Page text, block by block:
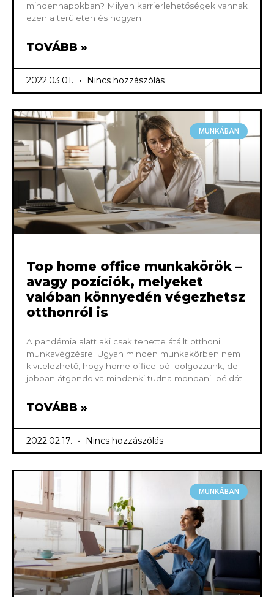
mindennapokban? Milyen karrierlehetőségek vannak
ezen a területen és hogyan
TOVÁBB »
2022.03.01. Nincs hozzászólás
MUNKÁBAN
Top home office munkakörök –
avagy pozíciók, melyeket
valóban könnyedén végezhetsz
otthonról is
A pandémia alatt aki csak tehette átállt otthoni
munkavégzésre. Ugyan minden munkakörben nem
kivitelezhető, hogy home office-ból dolgozzunk, de
jobban átgondolva mindenki tudna mondani példát
TOVÁBB »
2022.02.17. Nincs hozzászólás
MUNKÁBAN